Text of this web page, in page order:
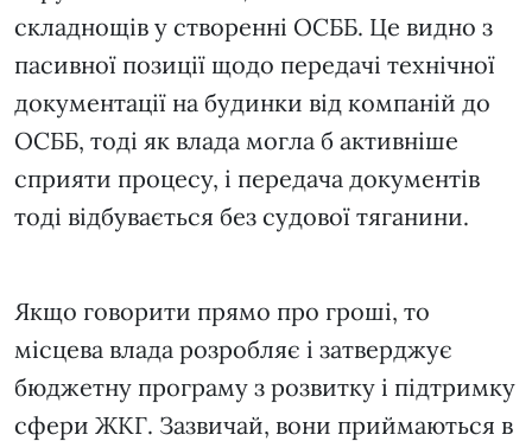
складнощів у створенні ОСББ. Це видно з
пасивної позиції щодо передачі технічної
документації на будинки від компаній до
ОСББ, тоді як влада могла б активніше
сприяти процесу, і передача документів
тоді відбувається без судової тяганини.
Якщо говорити прямо про гроші, то
місцева влада розробляє і затверджує
бюджетну програму з розвитку і підтримку
сфери ЖКГ. Зазвичай, вони приймаються в